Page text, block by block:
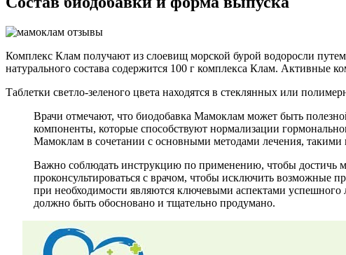
Комплекс Клам получают из слоевищ морской бурой водоросли
натурального состава содержится 100 г комплекса Клам. Активные
Таблетки светло-зеленого цвета находятся в стеклянных или
Врачи отмечают, что биодобавка Мамоклам может быть
компоненты, которые способствуют нормализации
Мамоклам в сочетании с основными методами лечения, такими
Важно соблюдать инструкцию по применению, чтобы достичь
проконсультироваться с врачом, чтобы исключить возможные
при необходимости являются ключевыми аспектами
должно быть обосновано и тщательно продумано.